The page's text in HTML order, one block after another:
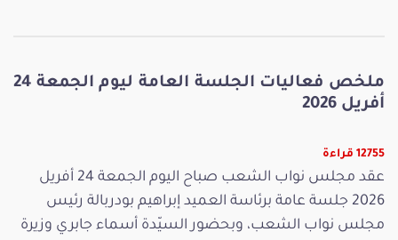
ملخص فعاليات الجلسة العامة ليوم الجمعة 24
أفريل 2026
12755 قراءة
عقد مجلس نواب الشعب صباح اليوم الجمعة 24 أفريل
2026 جلسة عامة برئاسة العميد إبراهيم بودربالة رئيس
مجلس نواب الشعب، وبحضور السيّدة أسماء جابري وزيرة